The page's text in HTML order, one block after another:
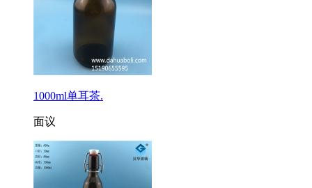
1000ml单耳茶.
面议